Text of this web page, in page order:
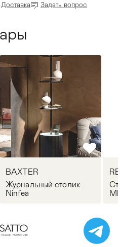
Доставка Задать вопрос
BAXTER
Журнальный столик
Ninfea